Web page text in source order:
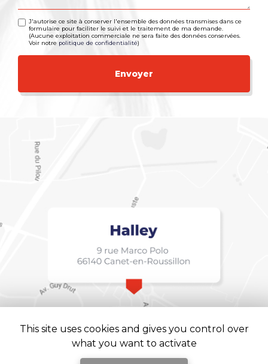
J'autorise ce site à conserver l'ensemble des données transmises dans ce
formulaire pour faciliter le suivi et le traitement de ma demande.
(Aucune exploitation commerciale ne sera faite des données conservées.
Voir notre politique de confidentialité)
This site uses cookies and gives you control over
what you want to activate